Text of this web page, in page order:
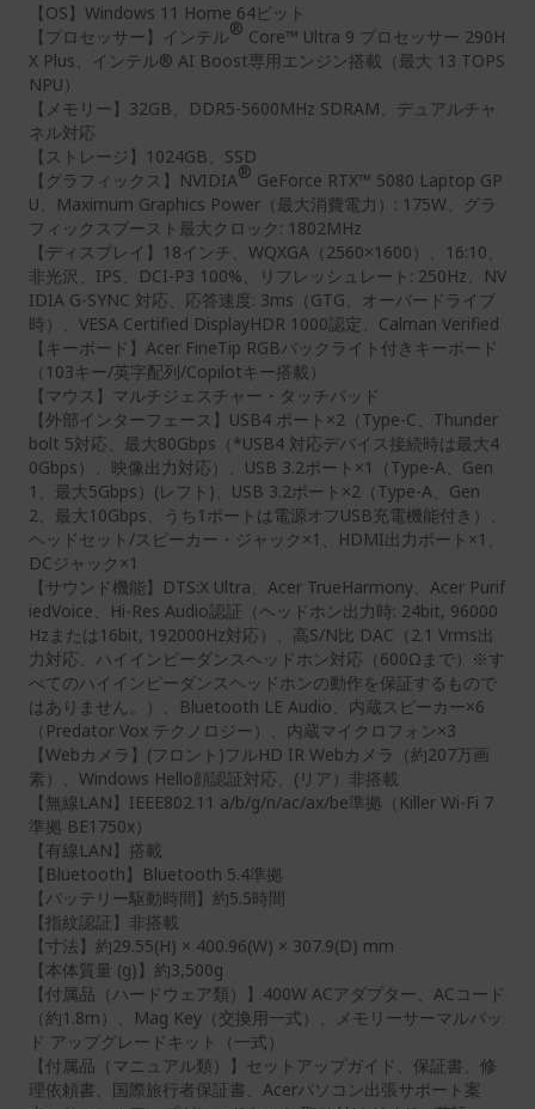
【OS】Windows 11 Home 64ビット
【プロセッサー】インテル® Core™ Ultra 9 プロセッサー 290H
X Plus、インテル® AI Boost専用エンジン搭載（最大 13 TOPS
NPU）
【メモリー】32GB、DDR5-5600MHz SDRAM、デュアルチャ
ネル対応
【ストレージ】1024GB、SSD
【グラフィックス】NVIDIA® GeForce RTX™ 5080 Laptop GP
U、Maximum Graphics Power（最大消費電力）: 175W、グラ
フィックスブースト最大クロック: 1802MHz
【ディスプレイ】18インチ、WQXGA（2560×1600）、16:10、
非光沢、IPS、DCI-P3 100%、リフレッシュレート: 250Hz、NV
IDIA G-SYNC 対応、応答速度: 3ms（GTG、オーバードライブ
時）、VESA Certified DisplayHDR 1000認定、Calman Verified
【キーボード】Acer FineTip RGBバックライト付きキーボード
（103キー/英字配列/Copilotキー搭載）
【マウス】マルチジェスチャー・タッチパッド
【外部インターフェース】USB4 ポート×2（Type-C、Thunder
bolt 5対応、最大80Gbps（*USB4 対応デバイス接続時は最大4
0Gbps）、映像出力対応）、USB 3.2ポート×1（Type-A、Gen
1、最大5Gbps）(レフト)、USB 3.2ポート×2（Type-A、Gen
2、最大10Gbps、うち1ポートは電源オフUSB充電機能付き）、
ヘッドセット/スピーカー・ジャック×1、HDMI出力ポート×1、
DCジャック×1
【サウンド機能】DTS:X Ultra、Acer TrueHarmony、Acer Purif
iedVoice、Hi-Res Audio認証（ヘッドホン出力時: 24bit, 96000
Hzまたは16bit, 192000Hz対応）、高S/N比 DAC（2.1 Vrms出
力対応、ハイインピーダンスヘッドホン対応（600Ωまで）※す
べてのハイインピーダンスヘッドホンの動作を保証するもので
はありません。）、Bluetooth LE Audio、内蔵スピーカー×6
（Predator Vox テクノロジー）、内蔵マイクロフォン×3
【Webカメラ】(フロント)フルHD IR Webカメラ（約207万画
素）、Windows Hello顔認証対応、(リア）非搭載
【無線LAN】IEEE802.11 a/b/g/n/ac/ax/be準拠（Killer Wi-Fi 7
準拠 BE1750x）
【有線LAN】搭載
【Bluetooth】Bluetooth 5.4準拠
【バッテリー駆動時間】約5.5時間
【指紋認証】非搭載
【寸法】約29.55(H) × 400.96(W) × 307.9(D) mm
【本体質量 (g)】約3,500g
【付属品（ハードウェア類）】400W ACアダプター、ACコード
（約1.8m）、Mag Key（交換用一式）、メモリーサーマルパッ
ド アップグレードキット（一式）
【付属品（マニュアル類）】セットアップガイド、保証書、修
理依頼書、国際旅行者保証書、Acerパソコン出張サポート案